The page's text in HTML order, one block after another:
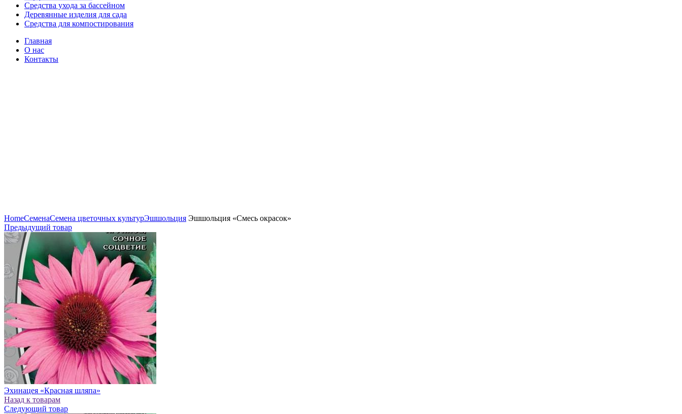
Средства ухода за бассейном
Деревянные изделия для сада
Средства для компостирования
Главная
О нас
Контакты
HomeСеменаСемена цветочных культурЭшшольция Эшшольция «Смесь окрасок»
Предыдущий товар
Эхинацея «Красная шляпа»
Назад к товарам
Следующий товар